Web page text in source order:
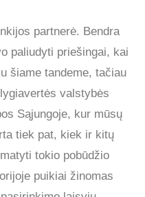
partnerė. Bendra
paliudyti priešingai, kai
šiame tandeme, tačiau
valstybės
Sąjungoje, kur mūsų
tiek pat, kiek ir kitų
tokio pobūdžio
puikiai žinomas